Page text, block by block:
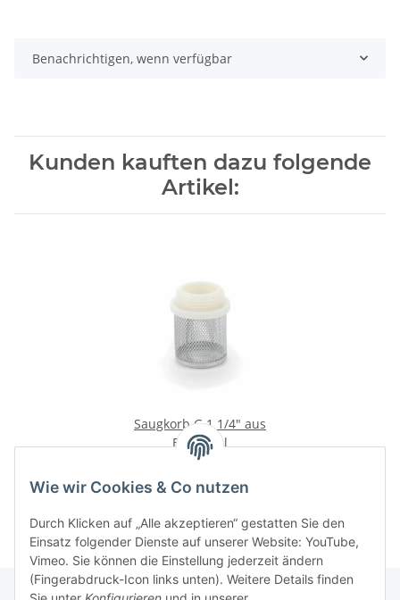
Wie wir Cookies & Co nutzen
Durch Klicken auf „Alle akzeptieren“ gestatten Sie den
Einsatz folgender Dienste auf unserer Website: YouTube,
Vimeo. Sie können die Einstellung jederzeit ändern
(Fingerabdruck-Icon links unten). Weitere Details finden
Benachrichtigen, wenn verfügbar
Kunden kauften dazu folgende
Artikel:
Saugkorb G 1 1/4" aus
Edelstahl
1,95 €